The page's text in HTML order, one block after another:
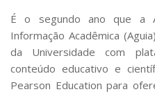
Defesa de Teses
É o segundo ano que a
Informação Acadêmica
da Universidade com
conteúdo educativo e
Pearson Education para